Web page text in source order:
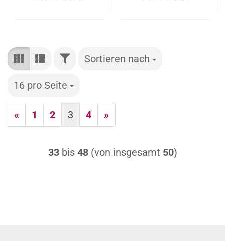
FILTERSortieren nach
Sortieren nach
16 pro Seite
pro Seite
« 1 2 3 4 »
33bis 48(von insgesamt 50)